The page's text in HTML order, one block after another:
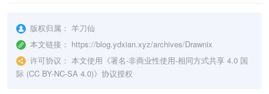
版权归属： 羊刀仙
本文链接： https://blog.ydxian.xyz/archives/Drawnix
许可协议： 本文使用《署名-非商业性使用-相同方式共享 4.0 国
际 (CC BY-NC-SA 4.0)》协议授权